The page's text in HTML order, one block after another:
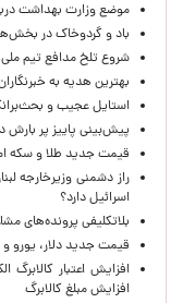
موضع وزارت بهداشت
باد و گردوخاک در
شروع تلخ مدافع تیم
بهترین هدیه به
استایل عجیب و
پیش‌بینی پاییز پر بارش
قیمت جدید طلا و سکه امروز ۱۶ مردادماه
راز دشمنی وزیرخارجه
اسرائیل دارد؟
بلاتکلیفی پرونده‌های
قیمت جدید دلار، یورو و سایر ارزها
افزایش اعتبار
افزایش مبلغ کالابرگ